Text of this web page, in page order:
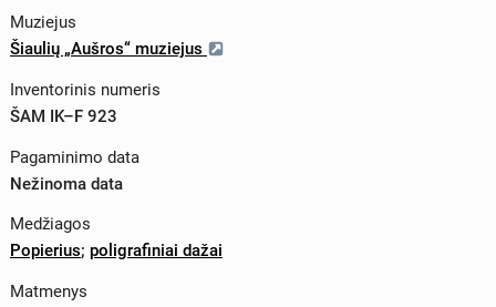
Muziejus
Šiaulių „Aušros“ muziejus
Inventorinis numeris
ŠAM IK–F 923
Pagaminimo data
Nežinoma data
Medžiagos
Popierius; poligrafiniai dažai
Matmenys